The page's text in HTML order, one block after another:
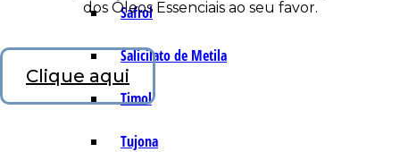
Safrol
Salicilato de Metila
Timol
Tujona
dos Óleos Essenciais ao seu favor.
Clique aqui